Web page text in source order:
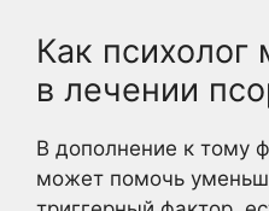
Как
в лечении
В дополнение к тому
может помочь